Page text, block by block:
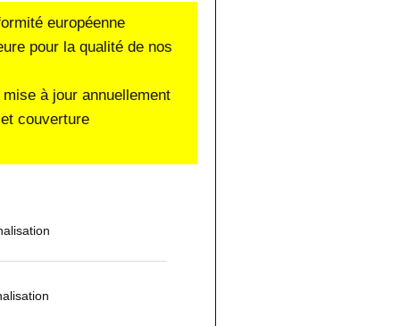
européenne
pour la qualité de nos
à jour annuellement
couverture